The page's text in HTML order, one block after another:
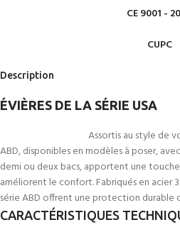
CE 9001 -
CUPC
Description
ÉVIÈRES DE LA SÉRIE USA
Assortis au style de
ABD, disponibles en modèles à poser,
demi ou deux bacs, apportent une
améliorent le confort. Fabriqués en acier
série ABD offrent une protection
CARACTÉRISTIQUES